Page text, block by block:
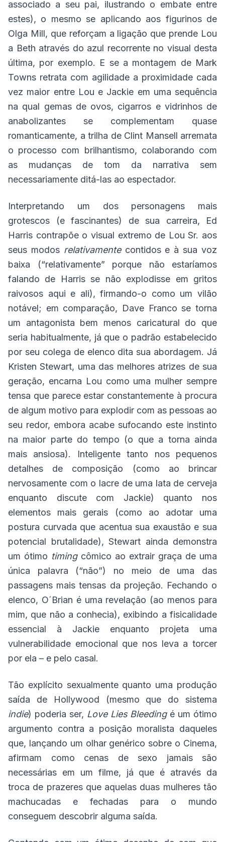
associado a seu pai, ilustrando o embate entre
estes), o mesmo se aplicando aos figurinos de
Olga Mill, que reforçam a ligação que prende Lou
a Beth através do azul recorrente no visual desta
última, por exemplo. E se a montagem de Mark
Towns retrata com agilidade a proximidade cada
vez maior entre Lou e Jackie em uma sequência
na qual gemas de ovos, cigarros e vidrinhos de
anabolizantes se complementam quase
romanticamente, a trilha de Clint Mansell arremata
o processo com brilhantismo, colaborando com
as mudanças de tom da narrativa sem
necessariamente ditá-las ao espectador.
Interpretando um dos personagens mais
grotescos (e fascinantes) de sua carreira, Ed
Harris contrapõe o visual extremo de Lou Sr. aos
seus modos relativamente contidos e à sua voz
baixa (“relativamente” porque não estaríamos
falando de Harris se não explodisse em gritos
raivosos aqui e ali), firmando-o como um vilão
notável; em comparação, Dave Franco se torna
um antagonista bem menos caricatural do que
seria habitualmente, já que o padrão estabelecido
por seu colega de elenco dita sua abordagem. Já
Kristen Stewart, uma das melhores atrizes de sua
geração, encarna Lou como uma mulher sempre
tensa que parece estar constantemente à procura
de algum motivo para explodir com as pessoas ao
seu redor, embora acabe sufocando este instinto
na maior parte do tempo (o que a torna ainda
mais ansiosa). Inteligente tanto nos pequenos
detalhes de composição (como ao brincar
nervosamente com o lacre de uma lata de cerveja
enquanto discute com Jackie) quanto nos
elementos mais gerais (como ao adotar uma
postura curvada que acentua sua exaustão e sua
potencial brutalidade), Stewart ainda demonstra
um ótimo timing cômico ao extrair graça de uma
única palavra (“não”) no meio de uma das
passagens mais tensas da projeção. Fechando o
elenco, O´Brian é uma revelação (ao menos para
mim, que não a conhecia), exibindo a fisicalidade
essencial à Jackie enquanto projeta uma
vulnerabilidade emocional que nos leva a torcer
por ela – e pelo casal.
Tão explícito sexualmente quanto uma produção
saída de Hollywood (mesmo que do sistema
indie) poderia ser, Love Lies Bleedingé um ótimo
argumento contra a posição moralista daqueles
que, lançando um olhar genérico sobre o Cinema,
afirmam como cenas de sexo jamais são
necessárias em um filme, já que é através da
troca de prazeres que aquelas duas mulheres tão
machucadas e fechadas para o mundo
conseguem descobrir alguma saída.